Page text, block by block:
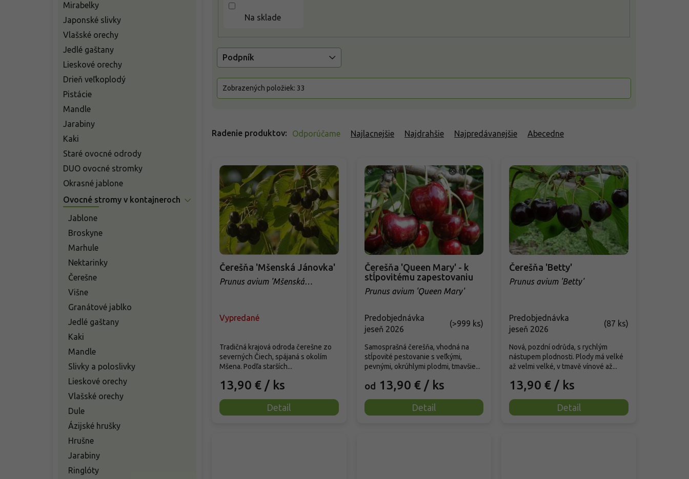
Mirabelky
Japonské slivky
Vlašské orechy
Jedlé gaštany
Lieskové orechy
Drieň veľkoplodý
Pistácie
Mandle
Jarabiny
Kaki
Staré ovocné odrody
DUO ovocné stromky
Okrasné jablone
Ovocné stromy v kontajneroch
Jablone
Broskyne
Marhule
Nektarinky
Čerešne
Višne
Granátové jablko
Jedlé gaštany
Kaki
Mandle
Slivky a poloslivky
Lieskové orechy
Vlašské orechy
Dule
Ázijské hrušky
Hrušne
Jarabiny
Ringlóty
Radenie produktov Odporúčame Najlacnejšie Najdrahšie Najpredávanejšie Abecedne
Na sklade
Podpník
Zobrazených položiek: 33
Čerešňa 'Mšenská Jánovka'
Prunus avium 'Mšenská
Vypredané
13,90 € / ks
Detail
Tradičná krajová odroda čerešne zo
severných Čiech, spájaná s okolím
Mšena. Podľa starších...
Čerešňa 'Queen Mary' - k
stĺpovitému zapestovaniu
Prunus avium 'Queen Mary'
Predobjednávka
jeseň 2026
(>999 ks)
od 13,90 € / ks
Detail
Samosprašná čerešňa, vhodná na
stĺpovité pestovanie s veľkými,
pevnými, okrúhlymi plodmi, tmavšie...
Čerešňa 'Betty'
Prunus avium 'Betty'
Predobjednávka
jeseň 2026
(87 ks)
13,90 € / ks
Detail
Nová, pozdní odrůda, s rychlým
nástupem plodnosti. Plody má velké
až velmi velké, v tmavě vínové až...